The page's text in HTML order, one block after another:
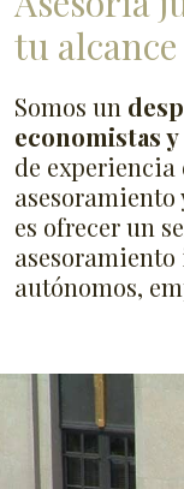
tu alcance
Somos un
economistas
de experiencia
es ofrecer un
autónomos,